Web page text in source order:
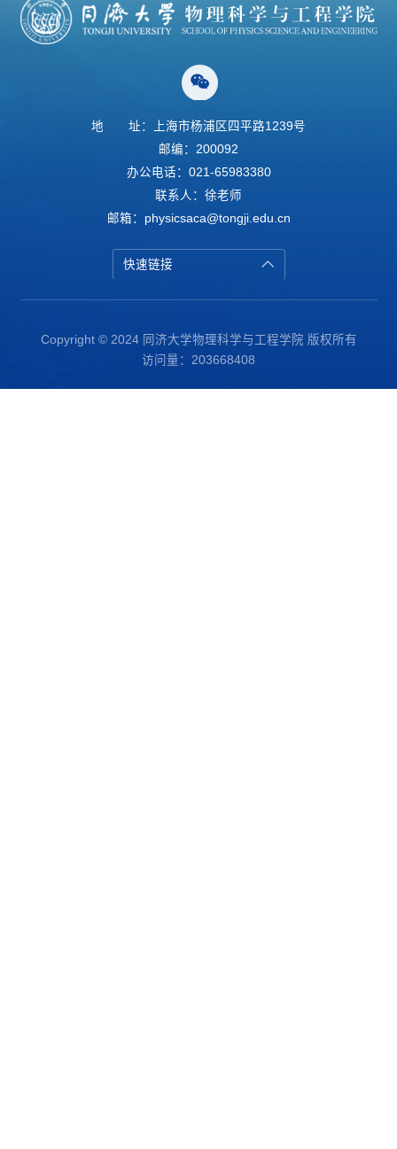
地
址：上海市杨浦区四平路1239号
邮编：200092
办公电话：021-65983380
联系人：徐老师
邮箱：physicsaca@tongji.edu.cn
快速链接
Copyright © 2024 同济大学物理科学与工程学院 版权所有
访问量： 203668408